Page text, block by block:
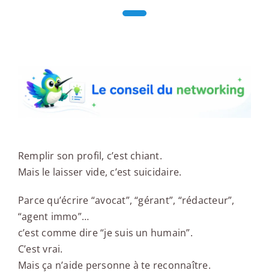
Remplir son profil, c’est chiant.
Mais le laisser vide, c’est suicidaire.
Parce qu’écrire “avocat”, “gérant”, “rédacteur”,
“agent immo”…
c’est comme dire “je suis un humain”.
C’est vrai.
Mais ça n’aide personne à te reconnaître.